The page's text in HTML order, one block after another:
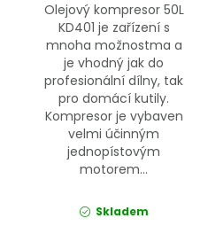
Olejový kompresor 50L
KD401 je zařízení s
mnoha možnostma a
je vhodný jak do
profesionální dílny, tak
pro domácí kutily.
Kompresor je vybaven
velmi účinným
jednopístovým
motorem...
Skladem